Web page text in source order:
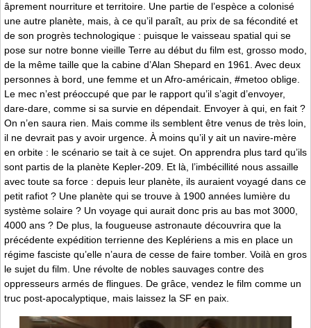
âprement nourriture et territoire. Une partie de l’espèce a colonisé
une autre planète, mais, à ce qu’il paraît, au prix de sa fécondité et
de son progrès technologique : puisque le vaisseau spatial qui se
pose sur notre bonne vieille Terre au début du film est, grosso modo,
de la même taille que la cabine d’Alan Shepard en 1961. Avec deux
personnes à bord, une femme et un Afro-américain, #metoo oblige.
Le mec n’est préoccupé que par le rapport qu’il s’agit d’envoyer,
dare-dare, comme si sa survie en dépendait. Envoyer à qui, en fait ?
On n’en saura rien. Mais comme ils semblent être venus de très loin,
il ne devrait pas y avoir urgence. À moins qu’il y ait un navire-mère
en orbite : le scénario se tait à ce sujet. On apprendra plus tard qu’ils
sont partis de la planète Kepler-209. Et là, l’imbécillité nous assaille
avec toute sa force : depuis leur planète, ils auraient voyagé dans ce
petit rafiot ? Une planète qui se trouve à 1900 années lumière du
système solaire ? Un voyage qui aurait donc pris au bas mot 3000,
4000 ans ? De plus, la fougueuse astronaute découvrira que la
précédente expédition terrienne des Keplériens a mis en place un
régime fasciste qu’elle n’aura de cesse de faire tomber. Voilà en gros
le sujet du film. Une révolte de nobles sauvages contre des
oppresseurs armés de flingues. De grâce, vendez le film comme un
truc post-apocalyptique, mais laissez la SF en paix.